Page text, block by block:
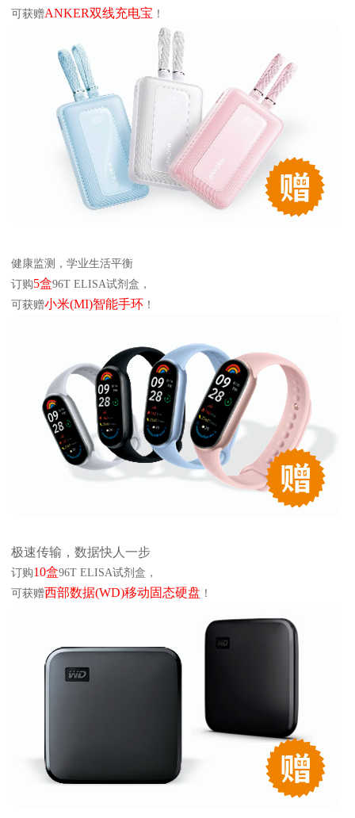
可获赠ANKER双线充电宝 ！
健康监测，学业生活平衡
订购5盒96T ELISA试剂盒，
可获赠小米(MI)智能手环 ！
极速传输，数据快人一步
订购10盒96T ELISA试剂盒，
可获赠西部数据(WD)移动固态硬盘 ！